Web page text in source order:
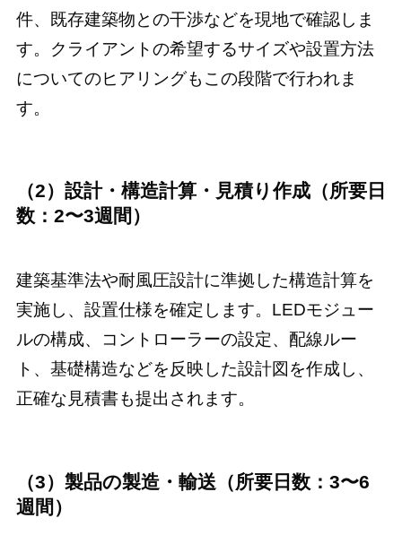
件、既存建築物との干渉などを現地で確認しま
す。クライアントの希望するサイズや設置方法
についてのヒアリングもこの段階で行われま
す。
（2）設計・構造計算・見積り作成（所要日
数：2〜3週間）
建築基準法や耐風圧設計に準拠した構造計算を
実施し、設置仕様を確定します。LEDモジュー
ルの構成、コントローラーの設定、配線ルー
ト、基礎構造などを反映した設計図を作成し、
正確な見積書も提出されます。
（3）製品の製造・輸送（所要日数：3〜6
週間）